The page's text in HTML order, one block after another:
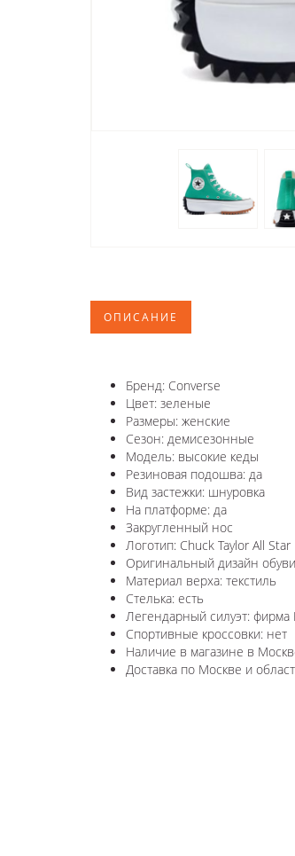
ОПИСАНИЕ
Бренд: Converse
Цвет: зеленые
Размеры: женские
Сезон: демисезонные
Модель: высокие кеды
Резиновая подошва: да
Вид застежки: шнуровка
На платформе: да
Закругленный нос
Логотип: Chuck Taylor All Star
Оригинальный дизайн
Материал верха: текстиль
Стелька: есть
Легендарный силуэт: фирма
Спортивные кроссовки: нет
Наличие в магазине в
Доставка по Москве и